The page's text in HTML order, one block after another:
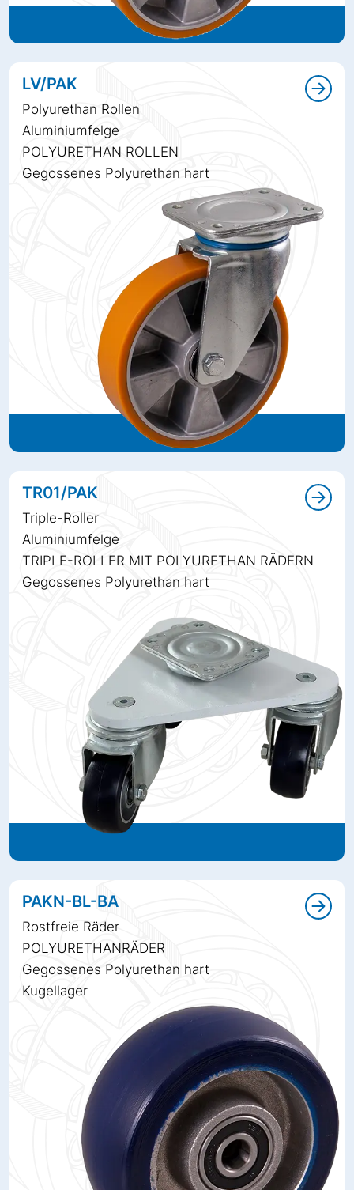
LV/PAK
Polyurethan Rollen
Aluminiumfelge
POLYURETHAN ROLLEN
Gegossenes Polyurethan hart
TR01/PAK
Triple-Roller
Aluminiumfelge
TRIPLE-ROLLER MIT POLYURETHAN RÄDERN
Gegossenes Polyurethan hart
PAKN-BL-BA
Rostfreie Räder
POLYURETHANRÄDER
Gegossenes Polyurethan hart
Kugellager